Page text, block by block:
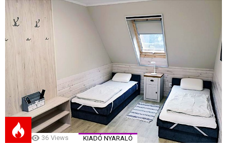
36 Views KIADÓ NYARALÓ